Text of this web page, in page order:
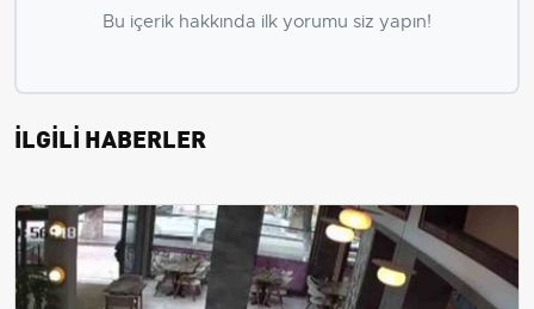
Bu içerik hakkında ilk yorumu siz yapın!
İLGİLİ HABERLER